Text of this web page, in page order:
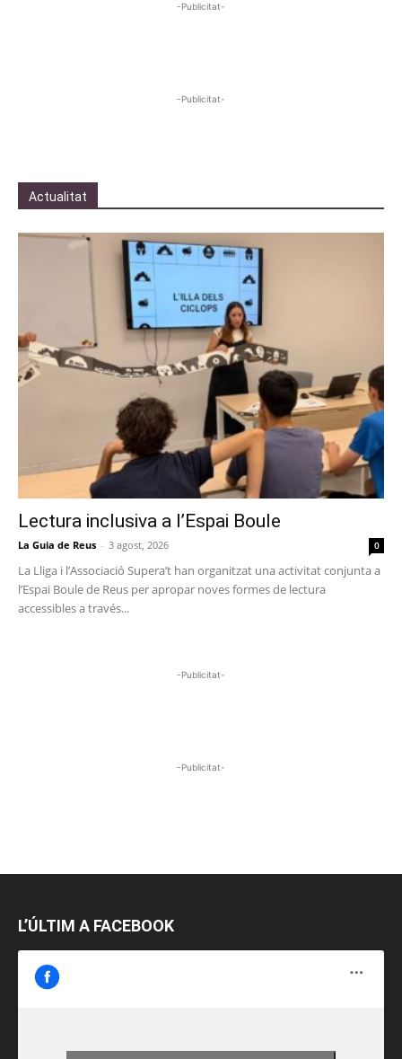
-Publicitat-
-Publicitat-
Actualitat
Lectura inclusiva a l’Espai Boule
La Guia de Reus - 3 agost, 2026 0
La Lliga i l’Associació Supera’t han organitzat una activitat conjunta a
l’Espai Boule de Reus per apropar noves formes de lectura
accessibles a través...
-Publicitat-
-Publicitat-
L’ÚLTIM A FACEBOOK